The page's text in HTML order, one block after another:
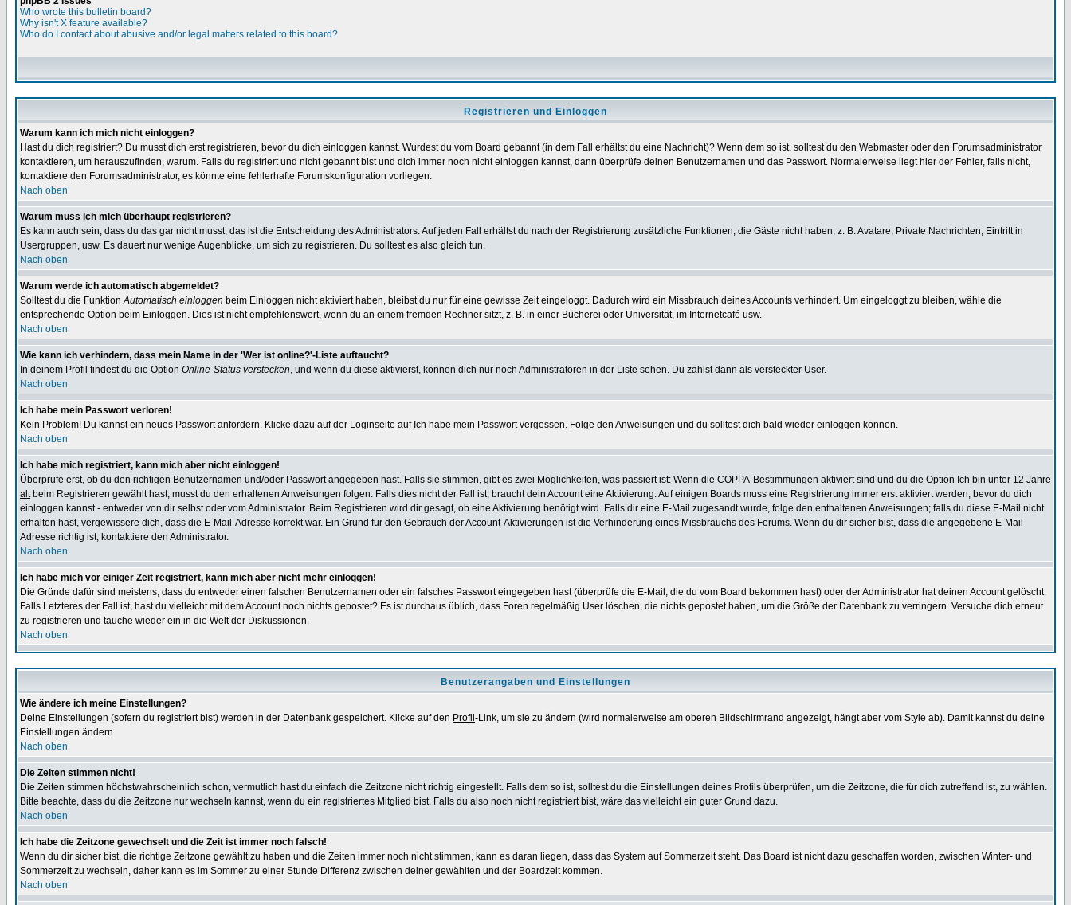
Who wrote this bulletin board?
Why isn't X feature available?
Who do I contact about abusive and/or legal matters related to this board?
Registrieren und Einloggen
Warum kann ich mich nicht einloggen?
Hast du dich registriert? Du musst dich erst registrieren, bevor du dich einloggen kannst. Wurdest du vom Board gebannt (in dem Fall erhältst du eine Nachricht)? Wenn dem so ist, solltest du den Webmaster oder den Forumsadministrator
kontaktieren, um herauszufinden, warum. Falls du registriert und nicht gebannt bist und dich immer noch nicht einloggen kannst, dann überprüfe deinen Benutzernamen und das Passwort. Normalerweise liegt hier der Fehler, falls nicht,
kontaktiere den Forumsadministrator, es könnte eine fehlerhafte Forumskonfiguration vorliegen.
Nach oben
Warum muss ich mich überhaupt registrieren?
Es kann auch sein, dass du das gar nicht musst, das ist die Entscheidung des Administrators. Auf jeden Fall erhältst du nach der Registrierung zusätzliche Funktionen, die Gäste nicht haben, z. B. Avatare, Private Nachrichten, Eintritt in
Usergruppen, usw. Es dauert nur wenige Augenblicke, um sich zu registrieren. Du solltest es also gleich tun.
Nach oben
Warum werde ich automatisch abgemeldet?
Solltest du die FunktionAutomatisch einloggen beim Einloggen nicht aktiviert haben, bleibst du nur für eine gewisse Zeit eingeloggt. Dadurch wird ein Missbrauch deines Accounts verhindert. Um eingeloggt zu bleiben, wähle die
entsprechende Option beim Einloggen. Dies ist nicht empfehlenswert, wenn du an einem fremden Rechner sitzt, z. B. in einer Bücherei oder Universität, im Internetcafé usw.
Nach oben
Wie kann ich verhindern, dass mein Name in der 'Wer ist online?'-Liste auftaucht?
In deinem Profil findest du die Option Online-Status verstecken, und wenn du diese aktivierst, können dich nur noch Administratoren in der Liste sehen. Du zählst dann als versteckter User.
Nach oben
Ich habe mein Passwort verloren!
Kein Problem! Du kannst ein neues Passwort anfordern. Klicke dazu auf der Loginseite auf Ich habe mein Passwort vergessen. Folge den Anweisungen und du solltest dich bald wieder einloggen können.
Nach oben
Ich habe mich registriert, kann mich aber nicht einloggen!
Überprüfe erst, ob du den richtigen Benutzernamen und/oder Passwort angegeben hast. Falls sie stimmen, gibt es zwei Möglichkeiten, was passiert ist: Wenn die COPPA-Bestimmungen aktiviert sind und du die Option Ich bin unter 12 Jahre
altbeim Registrieren gewählt hast, musst du den erhaltenen Anweisungen folgen. Falls dies nicht der Fall ist, braucht dein Account eine Aktivierung. Auf einigen Boards muss eine Registrierung immer erst aktiviert werden, bevor du dich
einloggen kannst - entweder von dir selbst oder vom Administrator. Beim Registrieren wird dir gesagt, ob eine Aktivierung benötigt wird. Falls dir eine E-Mail zugesandt wurde, folge den enthaltenen Anweisungen; falls du diese E-Mail nicht
erhalten hast, vergewissere dich, dass die E-Mail-Adresse korrekt war. Ein Grund für den Gebrauch der Account-Aktivierungen ist die Verhinderung eines Missbrauchs des Forums. Wenn du dir sicher bist, dass die angegebene E-Mail-
Adresse richtig ist, kontaktiere den Administrator.
Nach oben
Ich habe mich vor einiger Zeit registriert, kann mich aber nicht mehr einloggen!
Die Gründe dafür sind meistens, dass du entweder einen falschen Benutzernamen oder ein falsches Passwort eingegeben hast (überprüfe die E-Mail, die du vom Board bekommen hast) oder der Administrator hat deinen Account gelöscht.
Falls Letzteres der Fall ist, hast du vielleicht mit dem Account noch nichts gepostet? Es ist durchaus üblich, dass Foren regelmäßig User löschen, die nichts gepostet haben, um die Größe der Datenbank zu verringern. Versuche dich erneut
zu registrieren und tauche wieder ein in die Welt der Diskussionen.
Nach oben
Benutzerangaben und Einstellungen
Wie ändere ich meine Einstellungen?
Deine Einstellungen (sofern du registriert bist) werden in der Datenbank gespeichert. Klicke auf den Profil -Link, um sie zu ändern (wird normalerweise am oberen Bildschirmrand angezeigt, hängt aber vom Style ab). Damit kannst du deine
Einstellungen ändern
Nach oben
Die Zeiten stimmen nicht!
Die Zeiten stimmen höchstwahrscheinlich schon, vermutlich hast du einfach die Zeitzone nicht richtig eingestellt. Falls dem so ist, solltest du die Einstellungen deines Profils überprüfen, um die Zeitzone, die für dich zutreffend ist, zu wählen.
Bitte beachte, dass du die Zeitzone nur wechseln kannst, wenn du ein registriertes Mitglied bist. Falls du also noch nicht registriert bist, wäre das vielleicht ein guter Grund dazu.
Nach oben
Ich habe die Zeitzone gewechselt und die Zeit ist immer noch falsch!
Wenn du dir sicher bist, die richtige Zeitzone gewählt zu haben und die Zeiten immer noch nicht stimmen, kann es daran liegen, dass das System auf Sommerzeit steht. Das Board ist nicht dazu geschaffen worden, zwischen Winter- und
Sommerzeit zu wechseln, daher kann es im Sommer zu einer Stunde Differenz zwischen deiner gewählten und der Boardzeit kommen.
Nach oben